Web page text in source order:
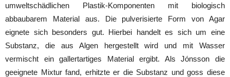
umweltschädlichen Plastik-Komponenten mit biologisch
abbaubarem Material aus. Die pulverisierte Form von Agar
eignete sich besonders gut. Hierbei handelt es sich um eine
Substanz, die aus Algen hergestellt wird und mit Wasser
vermischt ein gallertartiges Material ergibt. Als Jónsson die
geeignete Mixtur fand, erhitzte er die Substanz und goss diese